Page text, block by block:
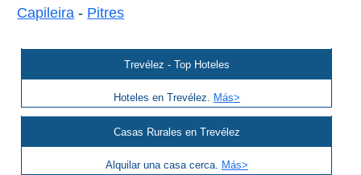
Pitres
PUEBLOS
Capileira - Pitres
Trevélez - Top Hoteles
Hoteles en Trevélez. Más>
Casas Rurales en Trevélez
Alquilar una casa cerca. Más>